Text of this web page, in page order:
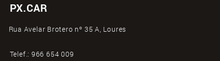
PX.CAR
Rua Avelar Brotero nº 35 A, Loures
Telef.: 966 654 009